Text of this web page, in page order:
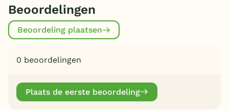
Beoordelingen
Beoordeling plaatsen
0 beoordelingen
Plaats de eerste beoordeling